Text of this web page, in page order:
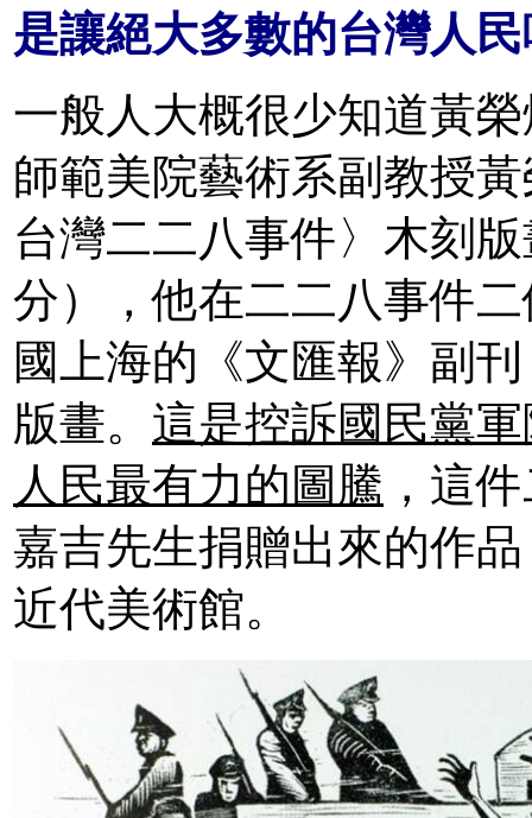
是讓絕大多數的台灣人
一般人大概很少知道黃
師範美院藝術系副教授
台灣二二八事件〉木刻
分），他在二二八事件
國上海的《文匯報》副
版畫。 這是控訴國民黨
人民最有力的圖騰 ，這
嘉吉先生捐贈出來的作
近代美術館。